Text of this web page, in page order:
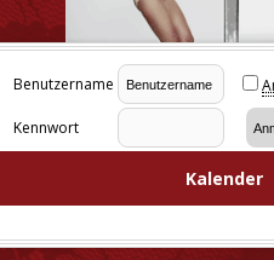
Benutzername
Kennwort
Kalender